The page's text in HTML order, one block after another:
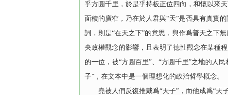
乎方圓千里，於是乎持板正位四向，和懷以來
面積的廣窄，乃在於人君與“天”是否具有真實
詞，則是“在天之下”的意思，與作爲普天之下
央政權觀念的影響，且表明了德性觀念在某種
的一位，被“方圓百里”、“方圓千里”之地的人
子”，在文本中是一個理想化的政治哲學概念。
堯被人們反復推戴爲“天子”，而他成爲“天子